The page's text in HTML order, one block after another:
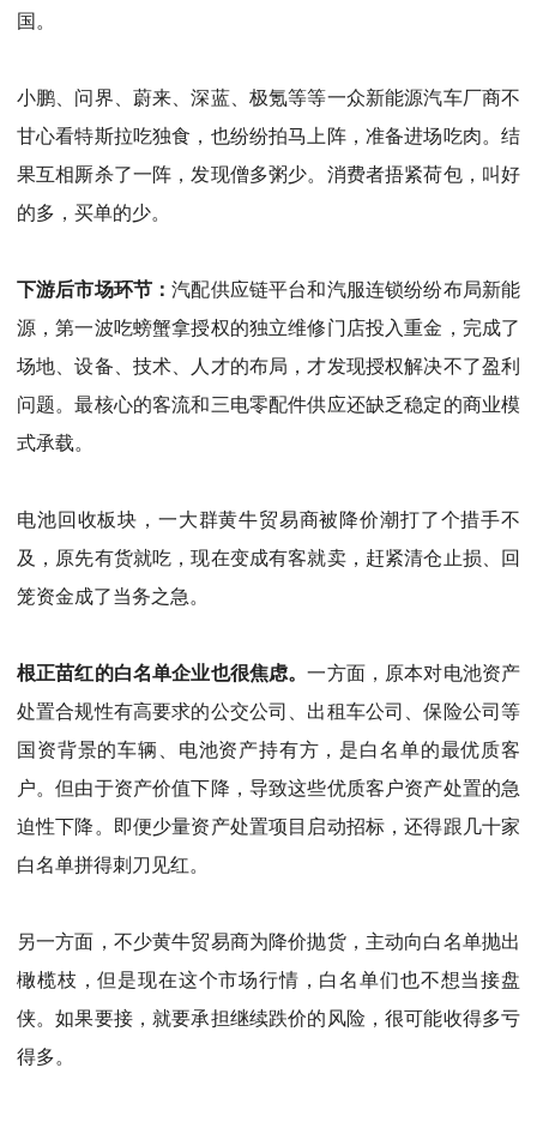
国。
小鹏、问界、蔚来、深蓝、极氪等等一众新能源汽车厂商不
甘心看特斯拉吃独食，也纷纷拍马上阵，准备进场吃肉。结
果互相厮杀了一阵，发现僧多粥少。消费者捂紧荷包，叫好
的多，买单的少。
下游后市场环节：汽配供应链平台和汽服连锁纷纷布局新能
源，第一波吃螃蟹拿授权的独立维修门店投入重金，完成了
场地、设备、技术、人才的布局，才发现授权解决不了盈利
问题。最核心的客流和三电零配件供应还缺乏稳定的商业模
式承载。
电池回收板块，一大群黄牛贸易商被降价潮打了个措手不
及，原先有货就吃，现在变成有客就卖，赶紧清仓止损、回
笼资金成了当务之急。
根正苗红的白名单企业也很焦虑。一方面，原本对电池资产
处置合规性有高要求的公交公司、出租车公司、保险公司等
国资背景的车辆、电池资产持有方，是白名单的最优质客
户。但由于资产价值下降，导致这些优质客户资产处置的急
迫性下降。即便少量资产处置项目启动招标，还得跟几十家
白名单拼得刺刀见红。
另一方面，不少黄牛贸易商为降价抛货，主动向白名单抛出
橄榄枝，但是现在这个市场行情，白名单们也不想当接盘
侠。如果要接，就要承担继续跌价的风险，很可能收得多亏
得多。